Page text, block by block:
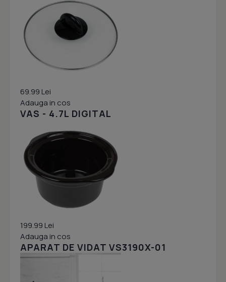
69.99 Lei
Adauga in cos
VAS - 4.7L DIGITAL
199.99 Lei
Adauga in cos
APARAT DE VIDAT VS3190X-01